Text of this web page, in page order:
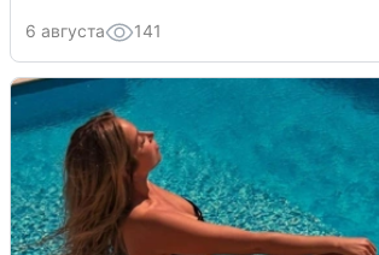
6 августа 141